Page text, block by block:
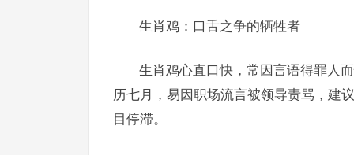
生肖鸡：口舌之争的牺牲者
生肖鸡心直口快，常因言语得罪人
历七月，易因职场流言被领导责骂，建
目停滞。